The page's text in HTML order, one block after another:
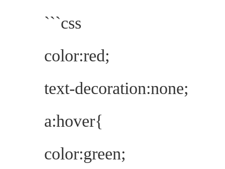
```css
color:red;
text-decoration:none;
a:hover{
color:green;